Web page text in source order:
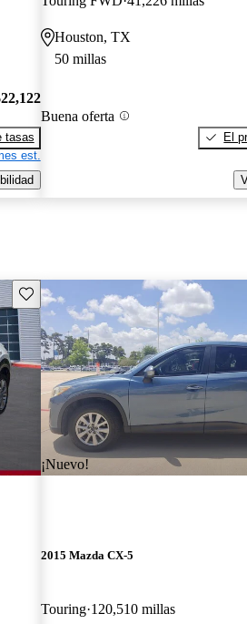
tasas
est.
Houston, TX
50 millas
Buena oferta
El
Guarda este Aviso
¡Nuevo!
2015 Mazda CX-5
Touring 120,510 millas